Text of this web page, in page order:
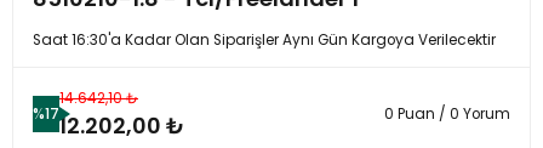
Saat 16:30'a Kadar Olan Siparişler Aynı Gün Kargoya Verilecektir
%17
14.642,10 ₺
12.202,00 ₺ 0 Puan / 0 Yorum